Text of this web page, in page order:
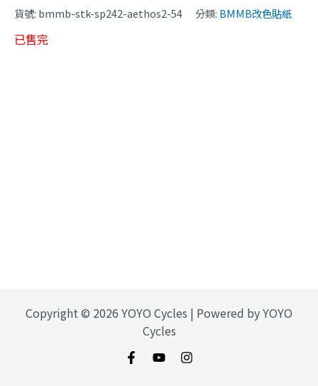
貨號: bmmb-stk-sp242-aethos2-54 分類: BMMB改色貼紙
已售完
Copyright © 2026 YOYO Cycles | Powered by YOYO
Cycles